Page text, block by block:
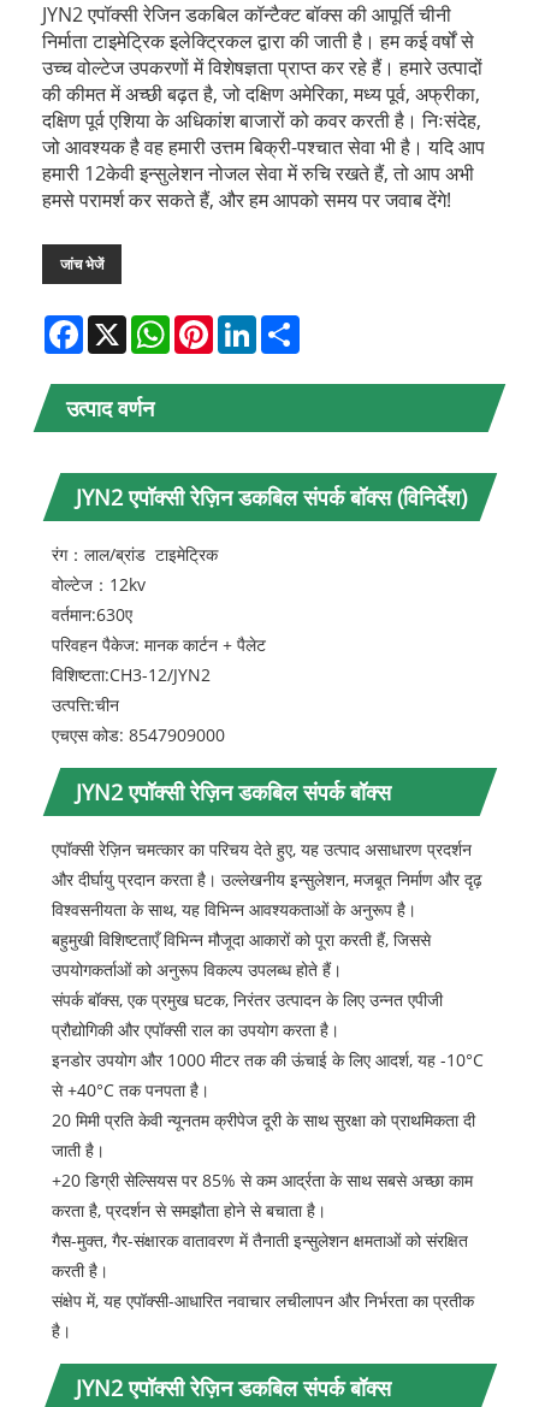
JYN2 एपॉक्सी रेजिन डकबिल कॉन्टैक्ट बॉक्स की आपूर्ति चीनी
निर्माता टाइमेट्रिक इलेक्ट्रिकल द्वारा की जाती है। हम कई वर्षों से
उच्च वोल्टेज उपकरणों में विशेषज्ञता प्राप्त कर रहे हैं। हमारे उत्पादों
की कीमत में अच्छी बढ़त है, जो दक्षिण अमेरिका, मध्य पूर्व, अफ्रीका,
दक्षिण पूर्व एशिया के अधिकांश बाजारों को कवर करती है। निःसंदेह,
जो आवश्यक है वह हमारी उत्तम बिक्री-पश्चात सेवा भी है। यदि आप
हमारी 12केवी इन्सुलेशन नोजल सेवा में रुचि रखते हैं, तो आप अभी
हमसे परामर्श कर सकते हैं, और हम आपको समय पर जवाब देंगे!
जांच भेजें
Facebook
X WhatsAppPinterestLinkedIn
उत्पाद वर्णन
JYN2 एपॉक्सी रेज़िन डकबिल संपर्क बॉक्स (विनिर्देश)
रंग：लाल/ब्रांड ‍ टाइमेट्रिक
वोल्टेज：12kv
वर्तमान:630ए
परिवहन पैकेज: मानक कार्टन + पैलेट
विशिष्टता:CH3-12/JYN2
उत्पत्ति:चीन
एचएस कोड: 8547909000
JYN2 एपॉक्सी रेज़िन डकबिल संपर्क बॉक्स
एपॉक्सी रेज़िन चमत्कार का परिचय देते हुए, यह उत्पाद असाधारण प्रदर्शन
और दीर्घायु प्रदान करता है। उल्लेखनीय इन्सुलेशन, मजबूत निर्माण और दृढ़
विश्वसनीयता के साथ, यह विभिन्न आवश्यकताओं के अनुरूप है।
बहुमुखी विशिष्टताएँ विभिन्न मौजूदा आकारों को पूरा करती हैं, जिससे
उपयोगकर्ताओं को अनुरूप विकल्प उपलब्ध होते हैं।
संपर्क बॉक्स, एक प्रमुख घटक, निरंतर उत्पादन के लिए उन्नत एपीजी
प्रौद्योगिकी और एपॉक्सी राल का उपयोग करता है।
इनडोर उपयोग और 1000 मीटर तक की ऊंचाई के लिए आदर्श, यह -10°C
से +40°C तक पनपता है।
20 मिमी प्रति केवी न्यूनतम क्रीपेज दूरी के साथ सुरक्षा को प्राथमिकता दी
जाती है।
+20 डिग्री सेल्सियस पर 85% से कम आर्द्रता के साथ सबसे अच्छा काम
करता है, प्रदर्शन से समझौता होने से बचाता है।
गैस-मुक्त, गैर-संक्षारक वातावरण में तैनाती इन्सुलेशन क्षमताओं को संरक्षित
करती है।
संक्षेप में, यह एपॉक्सी-आधारित नवाचार लचीलापन और निर्भरता का प्रतीक
है।
JYN2 एपॉक्सी रेज़िन डकबिल संपर्क बॉक्स